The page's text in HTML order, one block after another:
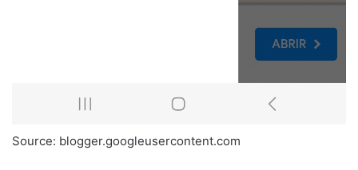
Source: blogger.googleusercontent.com